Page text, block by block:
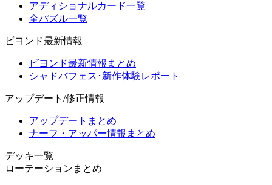
アディショナルカード一覧
全パズル一覧
ビヨンド最新情報
ビヨンド最新情報まとめ
シャドバフェス･新作体験レポート
アップデート/修正情報
アップデートまとめ
ナーフ・アッパー情報まとめ
デッキ一覧
ローテーションまとめ